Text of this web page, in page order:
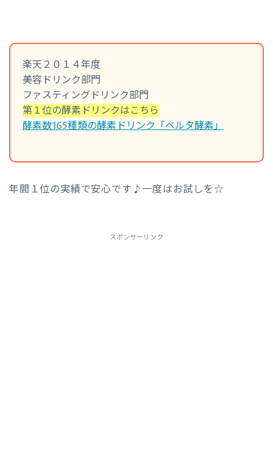
楽天２０１４年度
美容ドリンク部門
ファスティングドリンク部門
第１位の酵素ドリンクはこちら
酵素数165種類の酵素ドリンク「ベルタ酵素」
年間１位の実績で安心です♪一度はお試しを☆
スポンサーリンク